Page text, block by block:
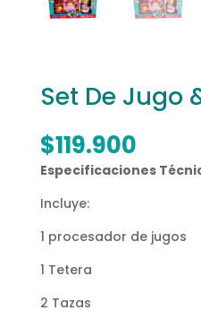
Set De Jugo
$119.900
Especificaciones
Incluye:
1 procesador de jugos
1 Tetera
2 Tazas